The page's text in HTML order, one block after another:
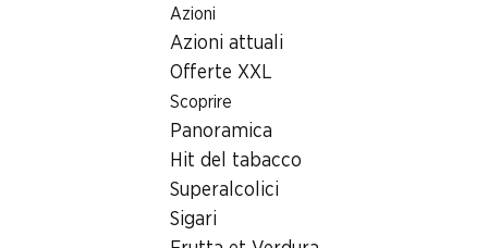
Azioni
Azioni attuali
Offerte XXL
Scoprire
Panoramica
Hit del tabacco
Superalcolici
Sigari
Ricerca di filiale
Filiale Denner Märtplatz 5, 8307 Effretikon
8307 Effretikon, Effi-Märt